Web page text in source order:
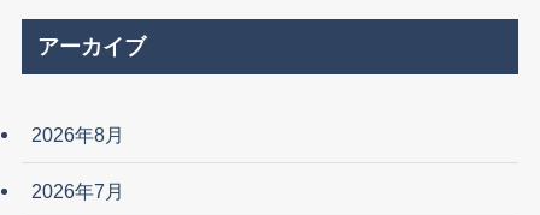
アーカイブ
2026年8月
2026年7月